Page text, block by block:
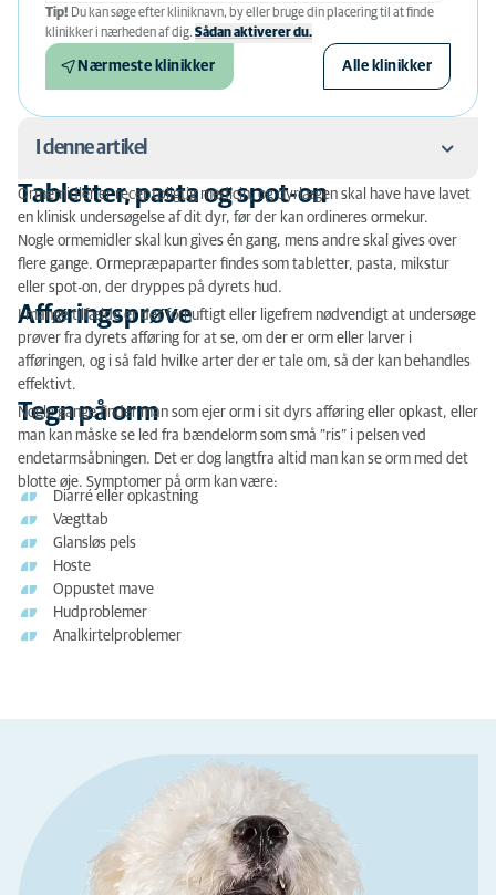
Tip! Du kan søge efter kliniknavn, by eller bruge din placering til at finde
klinikker i nærheden af ​​dig. Sådan aktiverer du.
Nærmeste klinikker Alle klinikker
I denne artikel
Tabletter, pasta og spot-on
Afføringsprøve
Tegn på orm
Tabletter, pasta og spot-on
Ormemidler er receptpligtig medicin, og dyrlægen skal have have lavet
en klinisk undersøgelse af dit dyr, før der kan ordineres ormekur.
Nogle ormemidler skal kun gives én gang, mens andre skal gives over
flere gange. Ormepræpaparter findes som tabletter, pasta, mikstur
eller spot-on, der dryppes på dyrets hud.
Afføringsprøve
I mange tilfælde er det fornuftigt eller ligefrem nødvendigt at undersøge
prøver fra dyrets afføring for at se, om der er orm eller larver i
afføringen, og i så fald hvilke arter der er tale om, så der kan behandles
effektivt.
Tegn på orm
Nogle gange finder man som ejer orm i sit dyrs afføring eller opkast, eller
man kan måske se led fra bændelorm som små ”ris” i pelsen ved
endetarmsåbningen. Det er dog langtfra altid man kan se orm med det
blotte øje. Symptomer på orm kan være:
Diarré eller opkastning
Vægttab
Glansløs pels
Hoste
Oppustet mave
Hudproblemer
Analkirtelproblemer